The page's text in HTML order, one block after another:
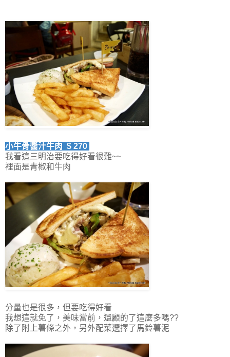
小牛骨醬汁牛肉 $ 270
我看這三明治要吃得好看很難~~
裡面是青椒和牛肉
分量也是很多，但要吃得好看
我想這就免了，美味當前，還顧的了這麼多嗎??
除了附上薯條之外，另外配菜選擇了馬鈴薯泥